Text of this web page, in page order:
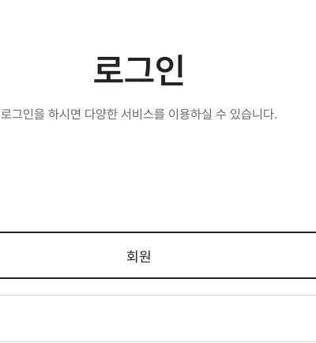
로그인
로그인을 하시면 다양한 서비스를 이용하실 수 있습니다.
회원